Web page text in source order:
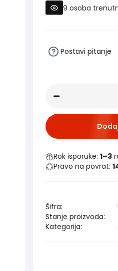
9 osoba
Postavi pitanje
Rok isporuke: 1–3
Pravo na povrat:
Šifra:
Stanje proizvoda:
Kategorija: